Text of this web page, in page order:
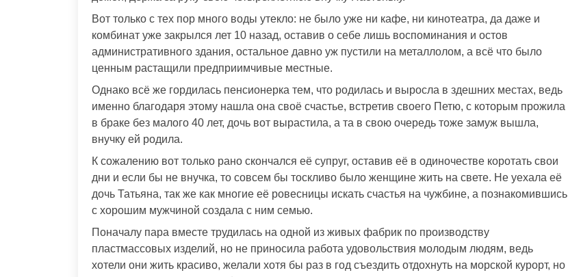
Вот только с тех пор много воды утекло: не было уже ни кафе, ни кинотеатра, да даже и
комбинат уже закрылся лет 10 назад, оставив о себе лишь воспоминания и остов
административного здания, остальное давно уж пустили на металлолом, а всё что было
ценным растащили предприимчивые местные.
Однако всё же гордилась пенсионерка тем, что родилась и выросла в здешних местах, ведь
именно благодаря этому нашла она своё счастье, встретив своего Петю, с которым прожила
в браке без малого 40 лет, дочь вот вырастила, а та в свою очередь тоже замуж вышла,
внучку ей родила.
К сожалению вот только рано скончался её супруг, оставив её в одиночестве коротать свои
дни и если бы не внучка, то совсем бы тоскливо было женщине жить на свете. Не уехала её
дочь Татьяна, так же как многие её ровесницы искать счастья на чужбине, а познакомившись
с хорошим мужчиной создала с ним семью.
Поначалу пара вместе трудилась на одной из живых фабрик по производству
пластмассовых изделий, но не приносила работа удовольствия молодым людям, ведь
хотели они жить красиво, желали хотя бы раз в год съездить отдохнуть на морской курорт, но